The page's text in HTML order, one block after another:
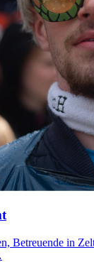
Betreuende in